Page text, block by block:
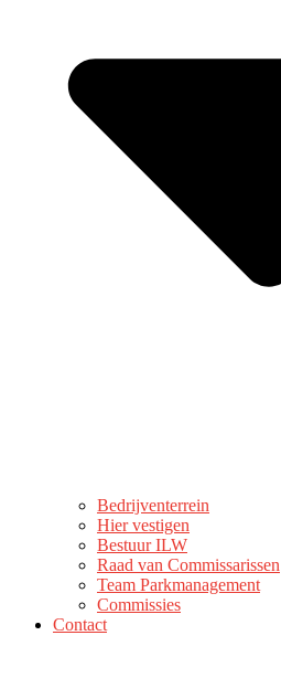
Bedrijventerrein
Hier vestigen
Bestuur ILW
Raad van Commissarissen
Team Parkmanagement
Commissies
Contact